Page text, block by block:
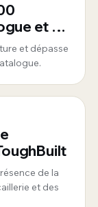
et se
global
et dépasse
de la
et des